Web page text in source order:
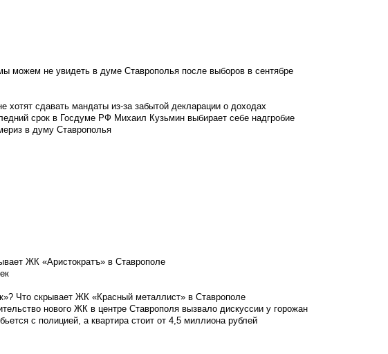
можем не увидеть в думе Ставрополья после выборов в сентябре
хотят сдавать мандаты из-за забытой декларации о доходах
срок в Госдуме РФ Михаил Кузьмин выбирает себе надгробие
в думу Ставрополья
ЖК «Аристократъ» в Ставрополе
Что скрывает ЖК «Красный металлист» в Ставрополе
нового ЖК в центре Ставрополя вызвало дискуссии у горожан
с полицией, а квартира стоит от 4,5 миллиона рублей